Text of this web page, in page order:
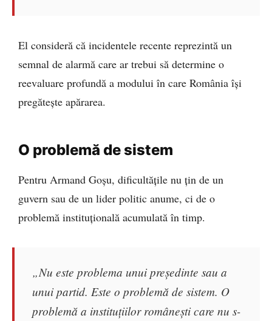
El consideră că incidentele recente reprezintă un
semnal de alarmă care ar trebui să determine o
reevaluare profundă a modului în care România își
pregătește apărarea.
O problemă de sistem
Pentru Armand Goșu, dificultățile nu țin de un
guvern sau de un lider politic anume, ci de o
problemă instituțională acumulată în timp.
„Nu este problema unui președinte sau a
unui partid. Este o problemă de sistem. O
problemă a instituțiilor românești care nu s-